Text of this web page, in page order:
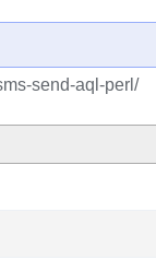
send-aql-perl/